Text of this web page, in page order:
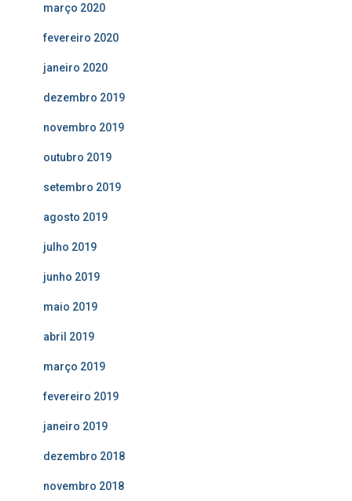
março 2020
fevereiro 2020
janeiro 2020
dezembro 2019
novembro 2019
outubro 2019
setembro 2019
agosto 2019
julho 2019
junho 2019
maio 2019
abril 2019
março 2019
fevereiro 2019
janeiro 2019
dezembro 2018
novembro 2018